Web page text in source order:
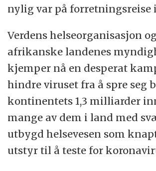
nylig var på forretningsreise i
Verdens helseorganisasjon
afrikanske landenes
kjemper nå en desperat
hindre viruset fra å spre seg
kontinentets 1,3 milliarder
mange av dem i land med
utbygd helsevesen som
utstyr til å teste for